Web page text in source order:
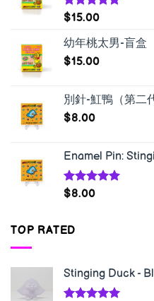
Rated5.00
$15.00
幼年桃太男-盲盒
$15.00
別針-魟鴨（第二
$8.00
Enamel Pin:
Rated
$8.00
TOP RATED
Stinging Duck -